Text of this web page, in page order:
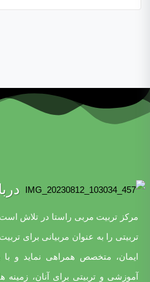
مرکز تربیت مربی راستا در تلاش
تربیتی را به عنوان مربیانی برای
ایمان، متخصص همراهی نماید و
آموزشی و تربیتی برای آنان،